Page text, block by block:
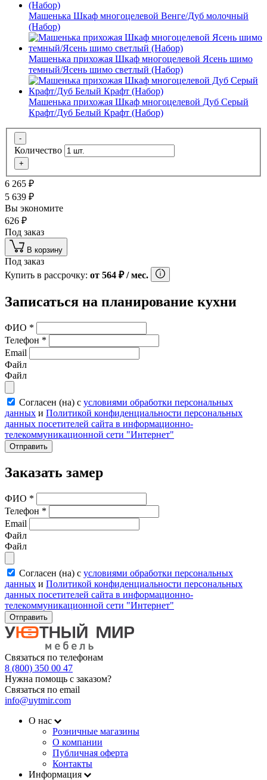
Машенька Шкаф многоцелевой Венге/Дуб молочный
(Набор)
Машенька прихожая Шкаф многоцелевой Ясень шимо
темный/Ясень шимо светлый (Набор)
Машенька прихожая Шкаф многоцелевой Дуб Серый
Крафт/Дуб Белый Крафт (Набор)
-
Количество
+
6 265 ₽
5 639 ₽
Вы экономите
626 ₽
Под заказ
В корзину
Под заказ
Купить в рассрочку: от 564 ₽/ мес.
Записаться на планирование кухни
ФИО *
Телефон *
Email
Файл
Файл
Согласен (на) с условиями обработки персональных
данных и Политикой конфиденциальности персональных
данных посетителей сайта в информационно-
телекоммуникационной сети "Интернет"
Отправить
Заказать замер
ФИО *
Телефон *
Email
Файл
Файл
Согласен (на) с условиями обработки персональных
данных и Политикой конфиденциальности персональных
данных посетителей сайта в информационно-
телекоммуникационной сети "Интернет"
Отправить
Связаться по телефонам
8 (800) 350 00 47
Нужна помощь с заказом?
Связаться по email
info@uytmir.com
О нас
Розничные магазины
О компании
Публичная оферта
Контакты
Информация